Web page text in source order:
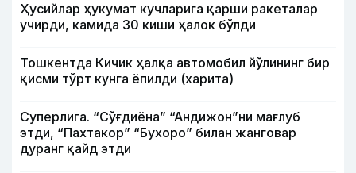
Ҳусийлар ҳукумат кучларига қарши ракеталар
учирди, камида 30 киши ҳалок бўлди
Тошкентда Кичик ҳалқа автомобил йўлининг бир
қисми тўрт кунга ёпилди (харита)
Суперлига. “Сўғдиёна” “Андижон”ни мағлуб
этди, “Пахтакор” “Бухоро” билан жанговар
дуранг қайд этди